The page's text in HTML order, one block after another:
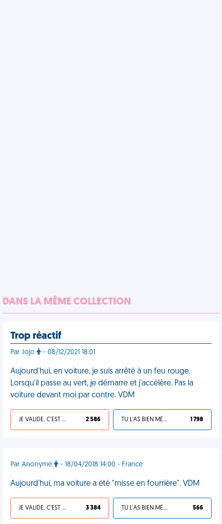
DANS LA MÊME COLLECTION
Trop réactif
Par Jojo - 08/12/2021 18:01
Aujourd'hui, en voiture, je suis arrêté à un feu rouge.
Lorsqu'il passe au vert, je démarre et j'accélère. Pas la
voiture devant moi par contre. VDM
JE VALIDE, C'EST UNE VDM 2 586 TU L'AS BIEN MÉRITÉ 1 798
Par Anonyme - 18/04/2018 14:00 - France
Aujourd'hui, ma voiture a été "misse en fourrière". VDM
JE VALIDE, C'EST UNE VDM 3 384 TU L'AS BIEN MÉRITÉ 566